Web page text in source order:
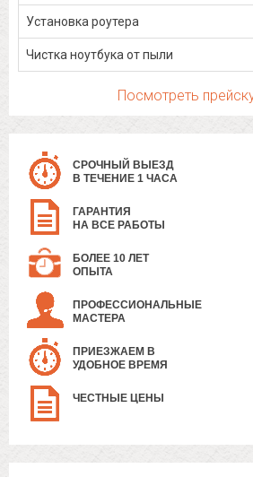
Установка роутера
Чистка ноутбука от пыли
Посмотреть
СРОЧНЫЙ ВЫЕЗД
В ТЕЧЕНИЕ 1 ЧАСА
ГАРАНТИЯ
НА ВСЕ РАБОТЫ
БОЛЕЕ 10 ЛЕТ
ОПЫТА
ПРОФЕССИОНАЛЬНЫЕ
МАСТЕРА
ПРИЕЗЖАЕМ В
УДОБНОЕ ВРЕМЯ
ЧЕСТНЫЕ ЦЕНЫ